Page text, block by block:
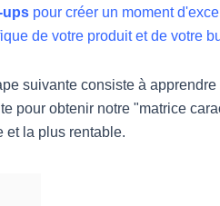
ups pour créer un moment
de votre produit et de votre
suivante consiste à apprendre
pour obtenir notre "matrice
et la plus rentable.